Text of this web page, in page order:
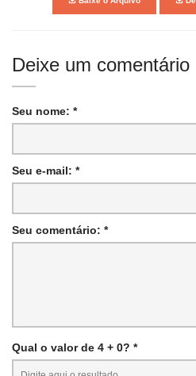
Deixe um comentário
Seu nome: *
Seu e-mail: *
Seu comentário: *
Qual o valor de 4 + 0? *